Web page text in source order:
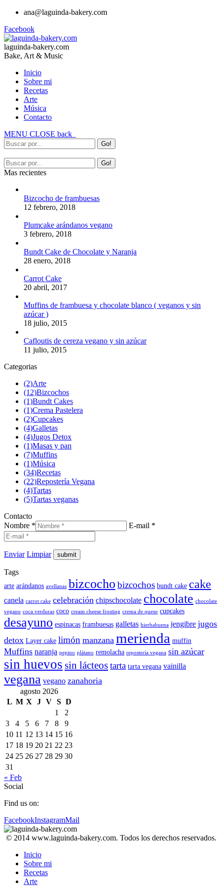
ana@laguinda-bakery.com
Facebook
laguinda-bakery.com
Bake, Art & Music
Inicio
Sobre mi
Recetas
Arte
Música
Contacto
MENU CLOSE back
Mas recientes
Bizcocho de frambuesas
12 febrero, 2018
Plumcake arándanos vegano
3 febrero, 2018
Bundt Cake de Chocolate y Naranja
28 enero, 2018
Carrot Cake
20 abril, 2017
Muffins de frambuesa y chocolate blanco ( veganos y sin
azúcar )
18 julio, 2015
Cafloutis de cereza vegano y sin azúcar
11 julio, 2015
Categorias
(2)Arte
(12)Bizcochos
(1)Bundt Cakes
(1)Crema Pastelera
(2)Cupcakes
(4)Galletas
(4)Jugos Detox
(1)Masas y pan
(7)Muffins
(1)Música
(34)Recetas
(22)Repostería Vegana
(4)Tartas
(5)Tartas veganas
Contacto
Nombre *
E-mail *
Enviar Limpiar
Tags
arte arándanos avellanas bizcocho bizcochos bundt cake cake
canela carrot cake celebración chipschocolate chocolate chocolate
vegano coca verduras coco cream cheese frosting crema de queso cupcakes
desayuno espinacas frambuesas galletas hierbabuena jengibre jugos
detox Layer cake limón manzana merienda muffin
Muffins naranja pepino plátano remolacha repostería vegana sin azúcar
sin huevos sin lácteostarta tarta vegana vainilla
vegana vegano zanahoria
agosto 2026
L M X J V S D
1
2
3
4 5 6 7 8
9
10 11 12 13 14 15 16
17 18 19 20 21 22 23
24 25 26 27 28 29 30
31
« Feb
Social
Find us on:
FacebookInstagramMail
© 2014 www.laguinda-bakery.com. Todos los derechos reservados.
Inicio
Sobre mi
Recetas
Arte